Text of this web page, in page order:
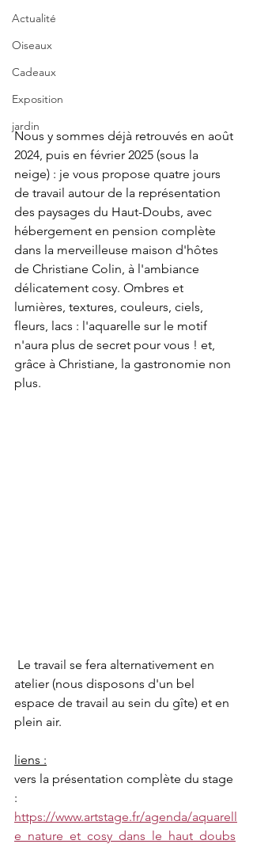
Actualité
Oiseaux
Cadeaux
Exposition
jardin
Nous y sommes déjà retrouvés en août
2024, puis en février 2025 (sous la
neige) : je vous propose quatre jours
de travail autour de la représentation
des paysages du Haut-Doubs, avec
hébergement en pension complète
dans la merveilleuse maison d'hôtes
de Christiane Colin, à l'ambiance
délicatement cosy. Ombres et
lumières, textures, couleurs, ciels,
fleurs, lacs : l'aquarelle sur le motif
n'aura plus de secret pour vous ! et,
grâce à Christiane, la gastronomie non
plus.
atelier (nous disposons d'un bel
espace de travail au sein du gîte) et en
plein air.
liens :
vers la présentation complète du stage
:
https://www.artstage.fr/agenda/aquarell
e_nature_et_cosy_dans_le_haut_doubs